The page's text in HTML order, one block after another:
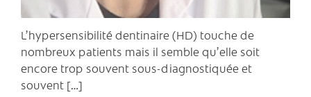
L’hypersensibilité dentinaire (HD) touche de
nombreux patients mais il semble qu’elle soit
encore trop souvent sous-diagnostiquée et
souvent […]